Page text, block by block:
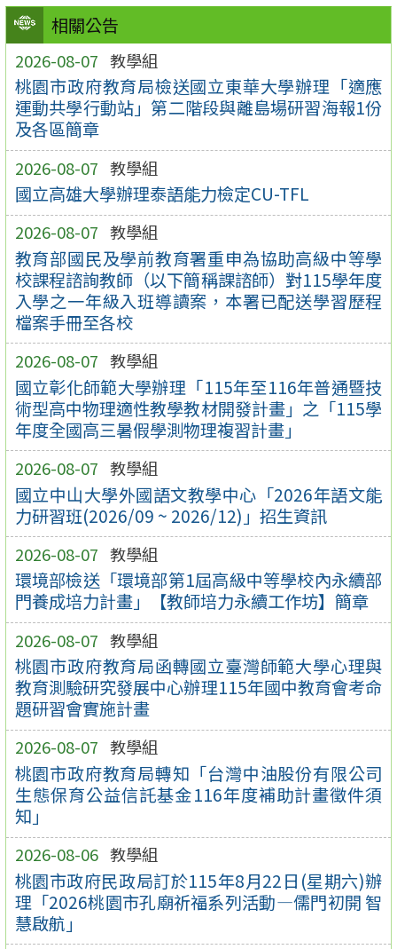
相關公告
2026-08-07 教學組
桃園市政府教育局檢送國立東華大學辦理「適應
運動共學行動站」第二階段與離島場研習海報1份
及各區簡章
2026-08-07 教學組
國立高雄大學辦理泰語能力檢定CU-TFL
2026-08-07 教學組
教育部國民及學前教育署重申為協助高級中等學
校課程諮詢教師（以下簡稱課諮師）對115學年度
入學之一年級入班導讀案，本署已配送學習歷程
檔案手冊至各校
2026-08-07 教學組
國立彰化師範大學辦理「115年至116年普通暨技
術型高中物理適性教學教材開發計畫」之「115學
年度全國高三暑假學測物理複習計畫」
2026-08-07 教學組
國立中山大學外國語文教學中心「2026年語文能
力研習班(2026/09 ~ 2026/12)」招生資訊
2026-08-07 教學組
環境部檢送「環境部第1屆高級中等學校內永續部
門養成培力計畫」【教師培力永續工作坊】簡章
2026-08-07 教學組
桃園市政府教育局函轉國立臺灣師範大學心理與
教育測驗研究發展中心辦理115年國中教育會考命
題研習會實施計畫
2026-08-07 教學組
桃園市政府教育局轉知「台灣中油股份有限公司
生態保育公益信託基金116年度補助計畫徵件須
知」
2026-08-06 教學組
桃園市政府民政局訂於115年8月22日(星期六)辦
理「2026桃園市孔廟祈福系列活動—儒門初開 智
慧啟航」